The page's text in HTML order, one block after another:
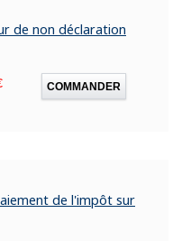
de non déclaration
COMMANDER
de l'impôt sur